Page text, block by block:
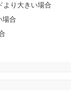
より大きい場合
場合